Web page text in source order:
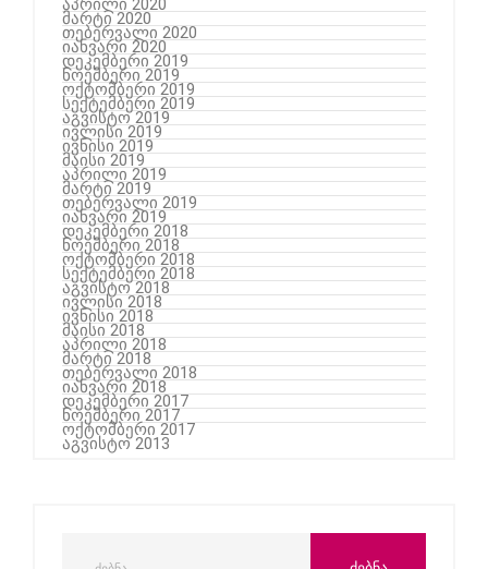
აპრილი 2020
მარტი 2020
თებერვალი 2020
იანვარი 2020
დეკემბერი 2019
ნოემბერი 2019
ოქტომბერი 2019
სექტემბერი 2019
აგვისტო 2019
ივლისი 2019
ივნისი 2019
მაისი 2019
აპრილი 2019
მარტი 2019
თებერვალი 2019
იანვარი 2019
დეკემბერი 2018
ნოემბერი 2018
ოქტომბერი 2018
სექტემბერი 2018
აგვისტო 2018
ივლისი 2018
ივნისი 2018
მაისი 2018
აპრილი 2018
მარტი 2018
თებერვალი 2018
იანვარი 2018
დეკემბერი 2017
ნოემბერი 2017
ოქტომბერი 2017
აგვისტო 2013